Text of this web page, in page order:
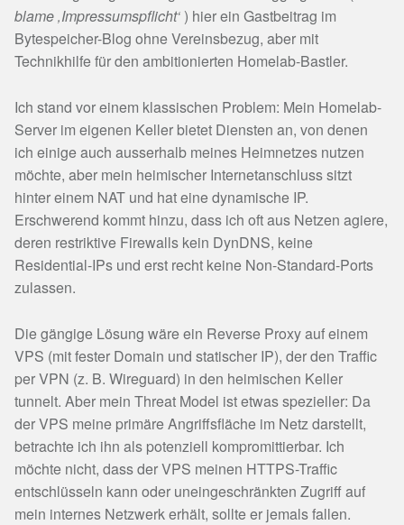
blame ‚Impressumspflicht‘ ) hier ein Gastbeitrag im
Bytespeicher-Blog ohne Vereinsbezug, aber mit
Technikhilfe für den ambitionierten Homelab-Bastler.
Ich stand vor einem klassischen Problem: Mein Homelab-
Server im eigenen Keller bietet Diensten an, von denen
ich einige auch ausserhalb meines Heimnetzes nutzen
möchte, aber mein heimischer Internetanschluss sitzt
hinter einem NAT und hat eine dynamische IP.
Erschwerend kommt hinzu, dass ich oft aus Netzen agiere,
deren restriktive Firewalls kein DynDNS, keine
Residential-IPs und erst recht keine Non-Standard-Ports
zulassen.
Die gängige Lösung wäre ein Reverse Proxy auf einem
VPS (mit fester Domain und statischer IP), der den Traffic
per VPN (z. B. Wireguard) in den heimischen Keller
tunnelt. Aber mein Threat Model ist etwas spezieller: Da
der VPS meine primäre Angriffsfläche im Netz darstellt,
betrachte ich ihn als potenziell kompromittierbar. Ich
möchte nicht, dass der VPS meinen HTTPS-Traffic
entschlüsseln kann oder uneingeschränkten Zugriff auf
mein internes Netzwerk erhält, sollte er jemals fallen.